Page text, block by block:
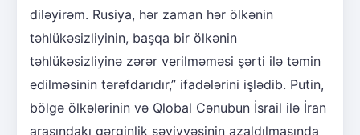
diləyirəm. Rusiya, hər zaman hər ölkənin
təhlükəsizliyinin, başqa bir ölkənin
təhlükəsizliyinə zərər verilməməsi şərti ilə təmin
edilməsinin tərəfdarıdır,” ifadələrini işlədib. Putin,
bölgə ölkələrinin və Qlobal Cənubun İsrail ilə İran
arasındakı gərginlik səviyyəsinin azaldılmasında